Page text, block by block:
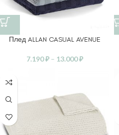
Плед ALLAN CASUAL AVENUE
7.190₽ – 13.000₽